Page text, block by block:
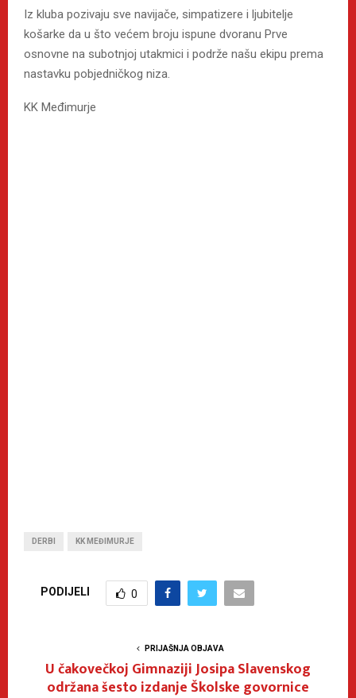
Iz kluba pozivaju sve navijače, simpatizere i ljubitelje
košarke da u što većem broju ispune dvoranu Prve
osnovne na subotnjoj utakmici i podrže našu ekipu prema
nastavku pobjedničkog niza.
KK Međimurje
DERBI KK MEĐIMURJE
PODIJELI 0
PRIJAŠNJA OBJAVA
U čakovečkoj Gimnaziji Josipa Slavenskog
održana šesto izdanje Školske govornice